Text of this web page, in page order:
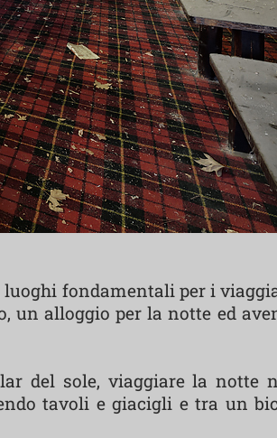
fondamentali per i
un alloggio per la notte ed
del sole, viaggiare la notte
tavoli e giacigli e tra un